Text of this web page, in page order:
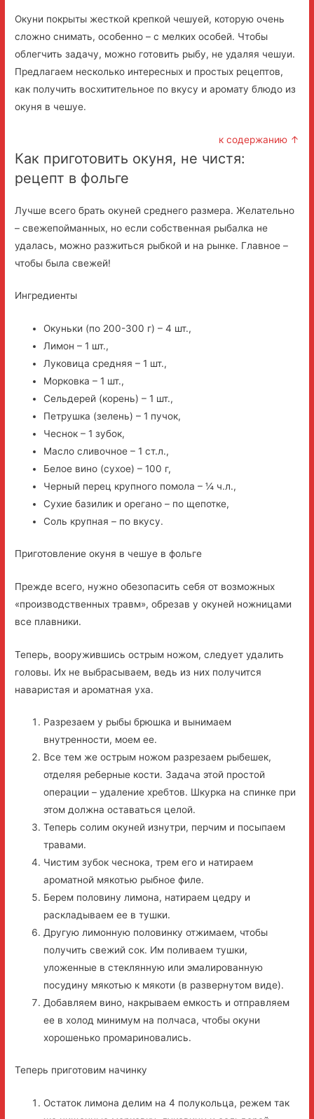
Окуни покрыты жесткой крепкой чешуей, которую очень
сложно снимать, особенно – с мелких особей. Чтобы
облегчить задачу, можно готовить рыбу, не удаляя чешуи.
Предлагаем несколько интересных и простых рецептов,
как получить восхитительное по вкусу и аромату блюдо из
окуня в чешуе.
к содержанию ↑
Как приготовить окуня, не чистя:
рецепт в фольге
Лучше всего брать окуней среднего размера. Желательно
– свежепойманных, но если собственная рыбалка не
удалась, можно разжиться рыбкой и на рынке. Главное –
чтобы была свежей!
Ингредиенты
Окуньки (по 200-300 г) – 4 шт.,
Лимон – 1 шт.,
Луковица средняя – 1 шт.,
Морковка – 1 шт.,
Сельдерей (корень) – 1 шт.,
Петрушка (зелень) – 1 пучок,
Чеснок – 1 зубок,
Масло сливочное – 1 ст.л.,
Белое вино (сухое) – 100 г,
Черный перец крупного помола – ¼ ч.л.,
Сухие базилик и орегано – по щепотке,
Соль крупная – по вкусу.
Приготовление окуня в чешуе в фольге
Прежде всего, нужно обезопасить себя от возможных
«производственных травм», обрезав у окуней ножницами
все плавники.
Теперь, вооружившись острым ножом, следует удалить
головы. Их не выбрасываем, ведь из них получится
наваристая и ароматная уха.
Разрезаем у рыбы брюшка и вынимаем
внутренности, моем ее.
Все тем же острым ножом разрезаем рыбешек,
отделяя реберные кости. Задача этой простой
операции – удаление хребтов. Шкурка на спинке при
этом должна оставаться целой.
Теперь солим окуней изнутри, перчим и посыпаем
травами.
Чистим зубок чеснока, трем его и натираем
ароматной мякотью рыбное филе.
Берем половину лимона, натираем цедру и
раскладываем ее в тушки.
Другую лимонную половинку отжимаем, чтобы
получить свежий сок. Им поливаем тушки,
уложенные в стеклянную или эмалированную
посудину мякотью к мякоти (в развернутом виде).
Добавляем вино, накрываем емкость и отправляем
ее в холод минимум на полчаса, чтобы окуни
хорошенько промариновались.
Теперь приготовим начинку
Остаток лимона делим на 4 полукольца, режем так